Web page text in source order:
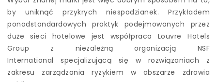
by uniknąć przykrych niespodzianek. Przykładem
ponadstandardowych praktyk podejmowanych przez
duże sieci hotelowe jest współpraca Louvre Hotels
Group z niezależną organizacją NSF
International specjalizującą się w rozwiązaniach z
zakresu zarządzania ryzykiem w obszarze zdrowia